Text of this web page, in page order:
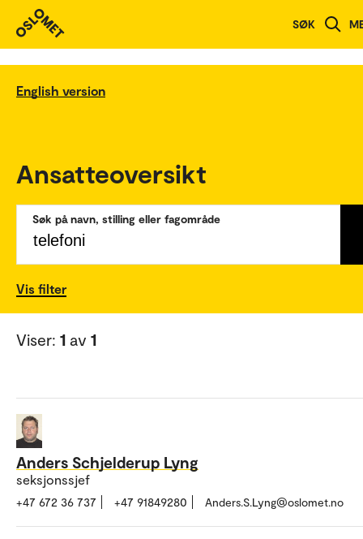
SØK
English version
Ansatteoversikt
Søk på navn, stilling eller fagområde
Vis filter
Viser: 1 av 1
Anders Schjelderup Lyng
seksjonssjef
+47 672 36 737 +47 91849280 Anders.S.Lyng@oslomet.no